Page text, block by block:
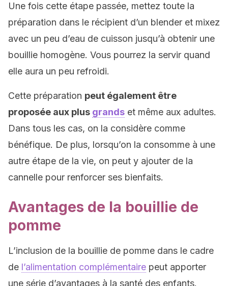
Une fois cette étape passée, mettez toute la
préparation dans le récipient d’un blender et mixez
avec un peu d’eau de cuisson jusqu’à obtenir une
bouillie homogène. Vous pourrez la servir quand
elle aura un peu refroidi.
Cette préparation peut également être
proposée aux plus grands et même aux adultes.
Dans tous les cas, on la considère comme
bénéfique. De plus, lorsqu’on la consomme à une
autre étape de la vie, on peut y ajouter de la
cannelle pour renforcer ses bienfaits.
Avantages de la bouillie de
pomme
L’inclusion de la bouillie de pomme dans le cadre
de l’alimentation complémentaire peut apporter
une série d’avantages à la santé des enfants.